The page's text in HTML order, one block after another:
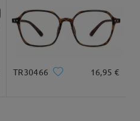
Longitud de Patillas
146mm/ 5.75in
TR30466 16,95 €